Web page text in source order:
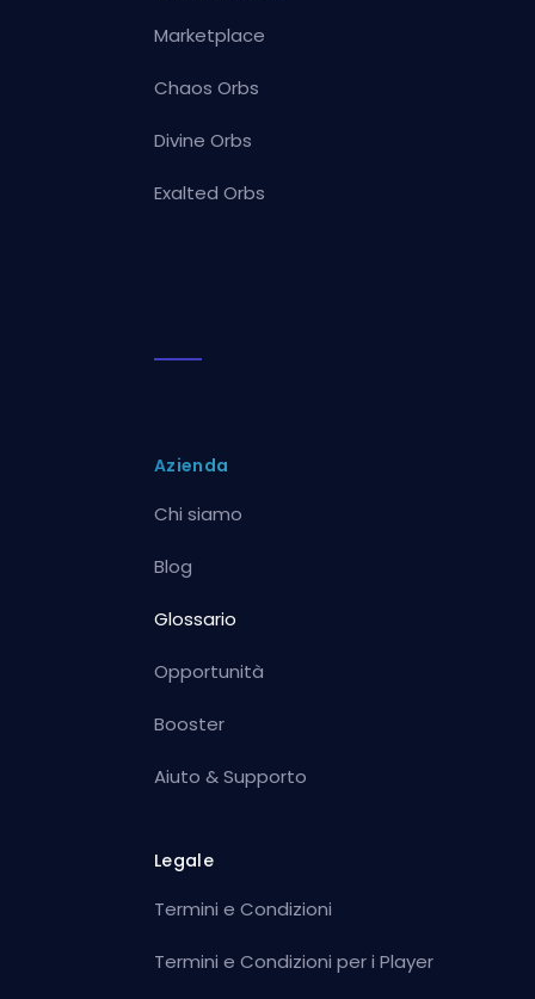
Marketplace
Chaos Orbs
Divine Orbs
Exalted Orbs
Azienda
Chi siamo
Blog
Glossario
Opportunità
Booster
Aiuto & Supporto
Legale
Termini e Condizioni
Termini e Condizioni per i Player